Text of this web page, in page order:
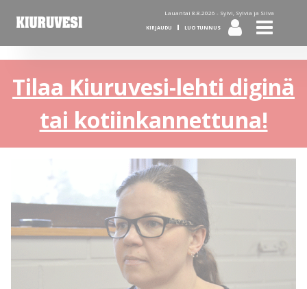
Lauantai 8.8.2026 - Sylvi, Sylvia ja Silva
KIRJAUDU LUO TUNNUS
Tilaa Kiuruvesi-lehti diginä
tai kotiinkannettuna!